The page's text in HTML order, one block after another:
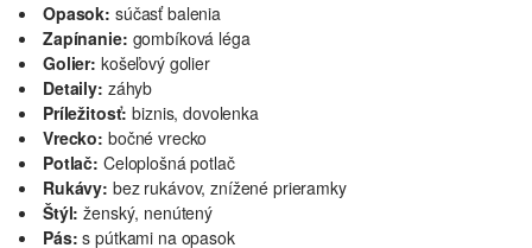
Opasok: súčasť balenia
Zapínanie: gombíková léga
Golier: košeľový golier
Detaily: záhyb
Príležitosť: biznis, dovolenka
Vrecko: bočné vrecko
Potlač: Celoplošná potlač
Rukávy: bez rukávov, znížené prieramky
Štýl: ženský, nenútený
Pás: s pútkami na opasok